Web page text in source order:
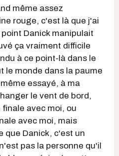
même assez
rouge, c'est là que j'ai
Danick manipulait
ça vraiment difficile
à ce point-là dans le
le monde dans la paume
essayé, à ma
le vent de bord,
avec moi, ou
avec moi, mais
que Danick, c'est un
pas la personne qu'il